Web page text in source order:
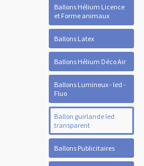
Ballons Hélium Licence
et Forme animaux
Ballons Latex
Ballons Hélium Déco Air
Ballons Lumineux - led -
Fluo
Ballon guirlande led
transparent
Ballons Publicitaires